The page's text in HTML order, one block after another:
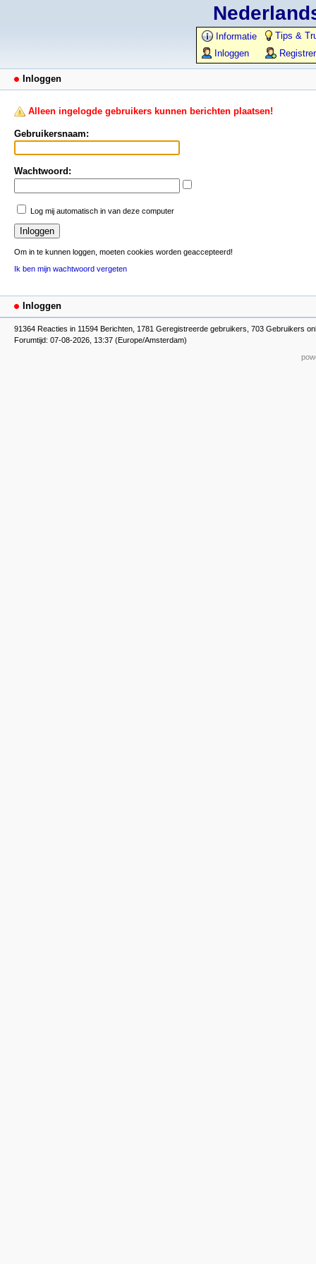
Informatie
Tips &
Inloggen
Inloggen
Alleen ingelogde gebruikers kunnen berichten plaatsen!
Gebruikersnaam:
Wachtwoord:
Log mij automatisch in van deze computer
Om in te kunnen loggen, moeten cookies worden geaccepteerd!
Ik ben mijn wachtwoord vergeten
Inloggen
91364 Reacties in 11594 Berichten, 1781 Geregistreerde gebruikers, 703 Gebruikers
Forumtijd: 07-08-2026, 13:37 (Europe/Amsterdam)